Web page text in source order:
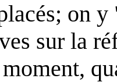
on
sur la